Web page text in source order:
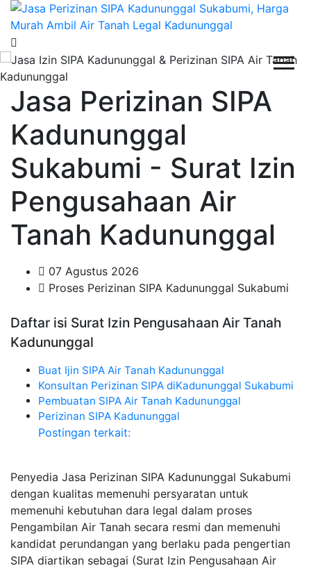
Jasa Perizinan SIPA
Kadununggal
Sukabumi - Surat Izin
Pengusahaan Air
Tanah Kadununggal
07 Agustus 2026
Proses Perizinan SIPA Kadununggal Sukabumi
Daftar isi Surat Izin Pengusahaan Air Tanah
Kadununggal
Buat Ijin SIPA Air Tanah Kadununggal
Konsultan Perizinan SIPA diKadununggal Sukabumi
Pembuatan SIPA Air Tanah Kadununggal
Perizinan SIPA Kadununggal
Postingan terkait:
Penyedia Jasa Perizinan SIPA Kadununggal Sukabumi
dengan kualitas memenuhi persyaratan untuk
memenuhi kebutuhan dara legal dalam proses
Pengambilan Air Tanah secara resmi dan memenuhi
kandidat perundangan yang berlaku pada pengertian
SIPA diartikan sebagai (Surat Izin Pengusahaan Air